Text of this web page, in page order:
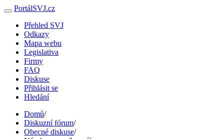
PortálSVJ.cz
Přehled SVJ
Odkazy
Mapa webu
Legislativa
Firmy
FAQ
Diskuse
Přihlásit se
Hledání
Domů/
Diskuzní fórum/
Obecné diskuse/